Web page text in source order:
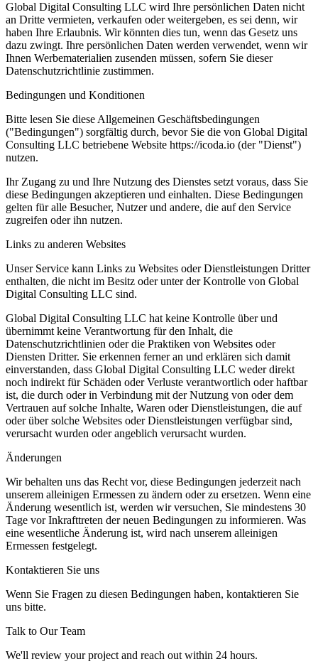
Global Digital Consulting LLC wird Ihre persönlichen Daten nicht
an Dritte vermieten, verkaufen oder weitergeben, es sei denn, wir
haben Ihre Erlaubnis. Wir könnten dies tun, wenn das Gesetz uns
dazu zwingt. Ihre persönlichen Daten werden verwendet, wenn wir
Ihnen Werbematerialien zusenden müssen, sofern Sie dieser
Datenschutzrichtlinie zustimmen.
Bedingungen und Konditionen
Bitte lesen Sie diese Allgemeinen Geschäftsbedingungen
("Bedingungen") sorgfältig durch, bevor Sie die von Global Digital
Consulting LLC betriebene Website https://icoda.io (der "Dienst")
nutzen.
Ihr Zugang zu und Ihre Nutzung des Dienstes setzt voraus, dass Sie
diese Bedingungen akzeptieren und einhalten. Diese Bedingungen
gelten für alle Besucher, Nutzer und andere, die auf den Service
zugreifen oder ihn nutzen.
Links zu anderen Websites
Unser Service kann Links zu Websites oder Dienstleistungen Dritter
enthalten, die nicht im Besitz oder unter der Kontrolle von Global
Digital Consulting LLC sind.
Global Digital Consulting LLC hat keine Kontrolle über und
übernimmt keine Verantwortung für den Inhalt, die
Datenschutzrichtlinien oder die Praktiken von Websites oder
Diensten Dritter. Sie erkennen ferner an und erklären sich damit
einverstanden, dass Global Digital Consulting LLC weder direkt
noch indirekt für Schäden oder Verluste verantwortlich oder haftbar
ist, die durch oder in Verbindung mit der Nutzung von oder dem
Vertrauen auf solche Inhalte, Waren oder Dienstleistungen, die auf
oder über solche Websites oder Dienstleistungen verfügbar sind,
verursacht wurden oder angeblich verursacht wurden.
Änderungen
Wir behalten uns das Recht vor, diese Bedingungen jederzeit nach
unserem alleinigen Ermessen zu ändern oder zu ersetzen. Wenn eine
Änderung wesentlich ist, werden wir versuchen, Sie mindestens 30
Tage vor Inkrafttreten der neuen Bedingungen zu informieren. Was
eine wesentliche Änderung ist, wird nach unserem alleinigen
Ermessen festgelegt.
Kontaktieren Sie uns
Wenn Sie Fragen zu diesen Bedingungen haben, kontaktieren Sie
uns bitte.
Talk to Our Team
We'll review your project and reach out within 24 hours.